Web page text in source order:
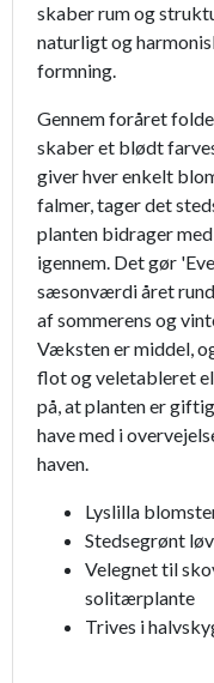
skaber rum og
naturligt og
formning.
Gennem foråret
skaber et blødt
giver hver enkelt
falmer, tager det
planten bidrager
igennem. Det gør
sæsonværdi året
af sommerens og
Væksten er middel,
flot og veletableret
på, at planten er
have med i
haven.
Lyslilla
Stedsegrønt
Velegnet til
solitærplante
Trives i